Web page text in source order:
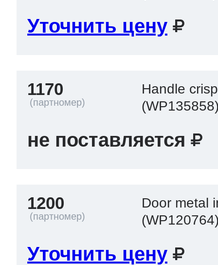
Уточнить цену
1170
Handle
не поставляется
1200
Door metal
Уточнить цену